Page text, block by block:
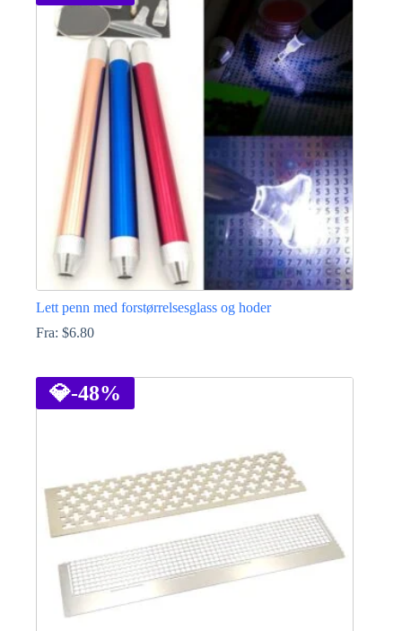
Lett penn med forstørrelsesglass og hoder
Fra: $6.80
har
flere
på
produktsiden
💎-48%